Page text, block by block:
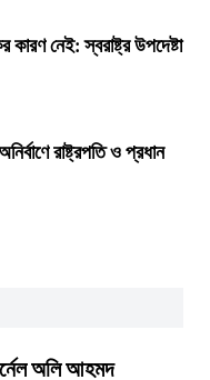
নেই: স্বরাষ্ট্র উপদেষ্টা
রাষ্ট্রপতি ও প্রধান
অলি আহমদ